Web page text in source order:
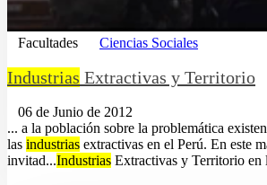
Facultades Ciencias Sociales
Industrias Extractivas y Territorio
06 de Junio de 2012
... a la población sobre la problemática
las industrias extractivas en el Perú. En este
invitad...Industrias Extractivas y Territorio en